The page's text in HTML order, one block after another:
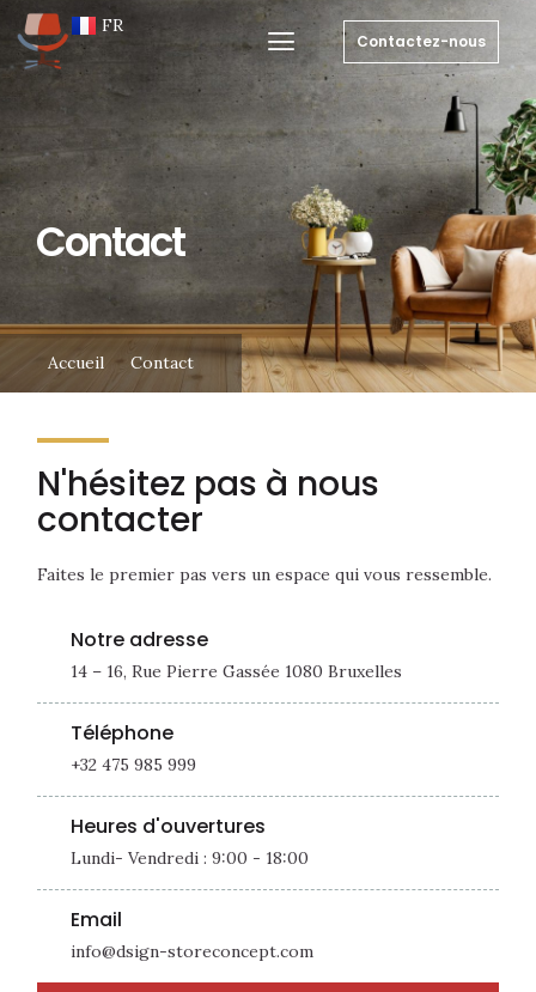
FR
NL
Contactez-nous
Accueil Contact
Contact
N'hésitez pas à nous
contacter
Faites le premier pas vers un espace qui vous ressemble.
Notre adresse
14 – 16, Rue Pierre Gassée 1080 Bruxelles
Téléphone
+32 475 985 999
Heures d'ouvertures
Lundi- Vendredi : 9:00 - 18:00
Email
info@dsign-storeconcept.com